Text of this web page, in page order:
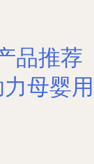
品推荐
母婴用